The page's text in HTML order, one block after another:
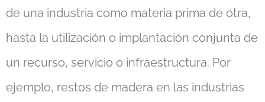
de una industria como materia prima de otra,
hasta la utilización o implantación conjunta de
un recurso, servicio o infraestructura. Por
ejemplo, restos de madera en las industrias